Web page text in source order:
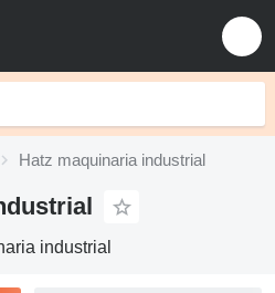
Hatz maquinaria industrial
industrial